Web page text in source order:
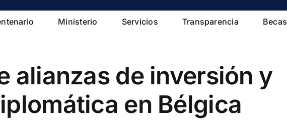
Ministerio Servicios Transparencia Becas
alianzas de inversión y
en Bélgica